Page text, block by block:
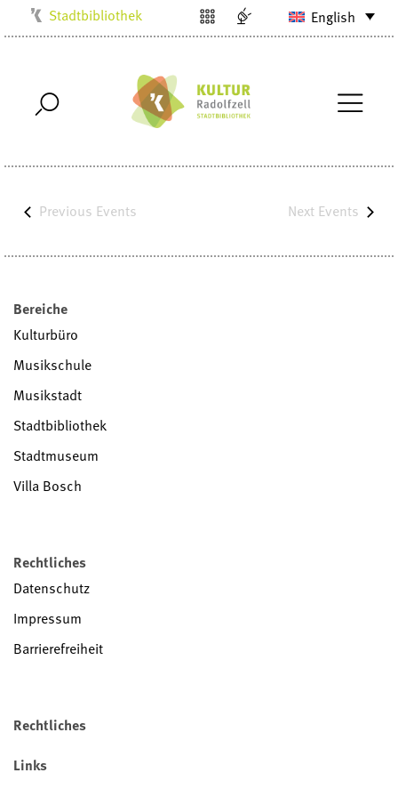
Musikschule
Stadtmuseum
Stadtbibliothek
Villa Bosch
English
Previous Events Next Events
Bereiche
Kulturbüro
Musikschule
Musikstadt
Stadtbibliothek
Stadtmuseum
Villa Bosch
Rechtliches
Datenschutz
Impressum
Barrierefreiheit
Rechtliches
Links